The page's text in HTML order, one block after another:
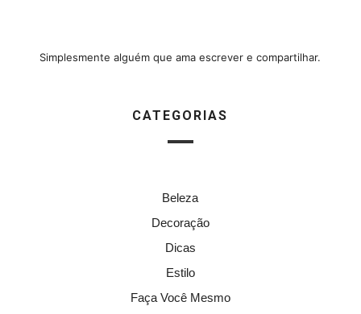
Simplesmente alguém que ama escrever e compartilhar.
CATEGORIAS
Beleza
Decoração
Dicas
Estilo
Faça Você Mesmo